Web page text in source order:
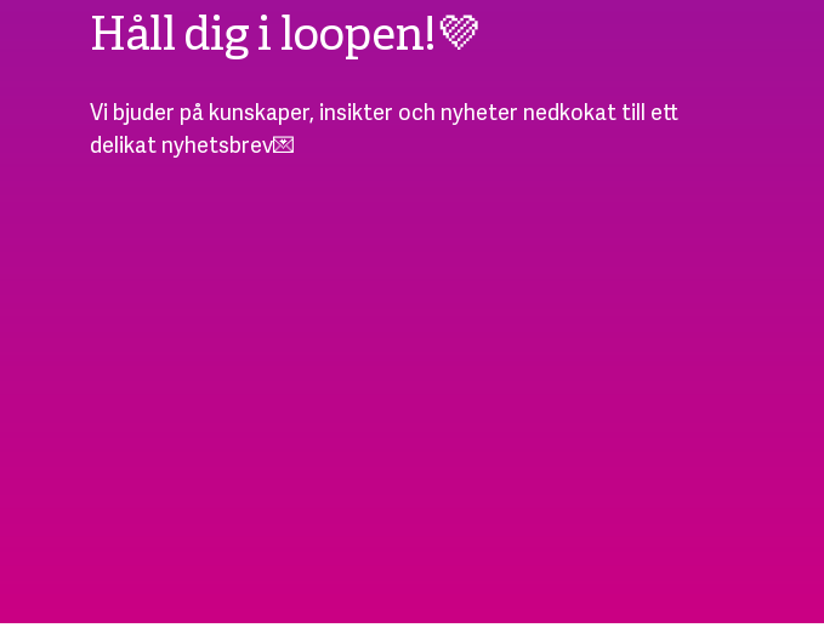
Håll dig i loopen!💜
Vi bjuder på kunskaper, insikter och nyheter nedkokat till ett
delikat nyhetsbrev💌